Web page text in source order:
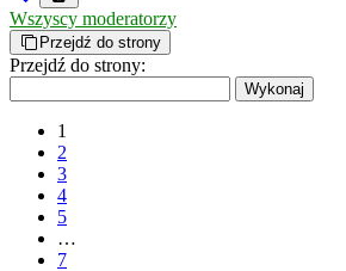
Wszyscy moderatorzy
Przejdź do strony
Przejdź do strony:
1
2
3
4
5
…
7